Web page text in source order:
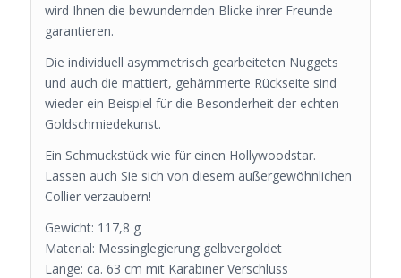
wird Ihnen die bewundernden Blicke ihrer Freunde
garantieren.
Die individuell asymmetrisch gearbeiteten Nuggets
und auch die mattiert, gehämmerte Rückseite sind
wieder ein Beispiel für die Besonderheit der echten
Goldschmiedekunst.
Ein Schmuckstück wie für einen Hollywoodstar.
Lassen auch Sie sich von diesem außergewöhnlichen
Collier verzaubern!
Gewicht: 117,8 g
Material: Messinglegierung gelbvergoldet
Länge: ca. 63 cm mit Karabiner Verschluss